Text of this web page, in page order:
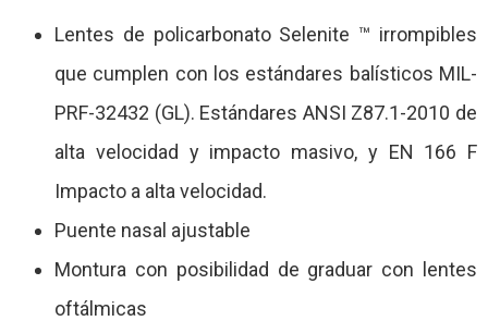
Lentes de policarbonato Selenite ™ irrompibles
que cumplen con los estándares balísticos MIL-
PRF-32432 (GL). Estándares ANSI Z87.1-2010 de
alta velocidad y impacto masivo, y EN 166 F
Impacto a alta velocidad.
Puente nasal ajustable
Montura con posibilidad de graduar con lentes
oftálmicas